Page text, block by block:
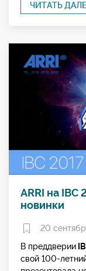
ЧИТАТЬ
ARRI на IBC
новинки
20
В преддверии
свой 100-